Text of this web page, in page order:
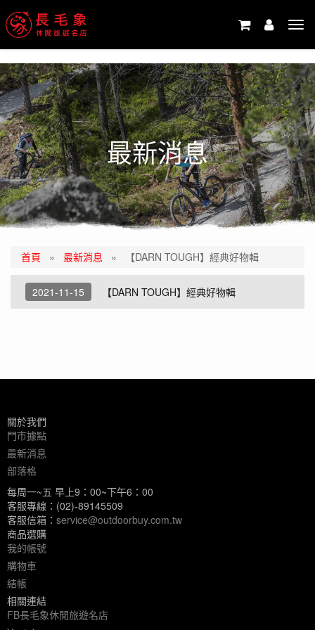
最新消息
首頁 » 最新消息 » 【DARN TOUGH】經典好物輯
2021-11-15 【DARN TOUGH】經典好物輯
關於我們
門市據點
最新消息
部落格
每周一~五 早上9：00~下午6：00
客服專線：(02)-89145509
客服信箱： service@outdoorbuy.com.tw
商品選購
我的帳號
購物車
結帳
相關連結
FB長毛象休閒旅遊名店